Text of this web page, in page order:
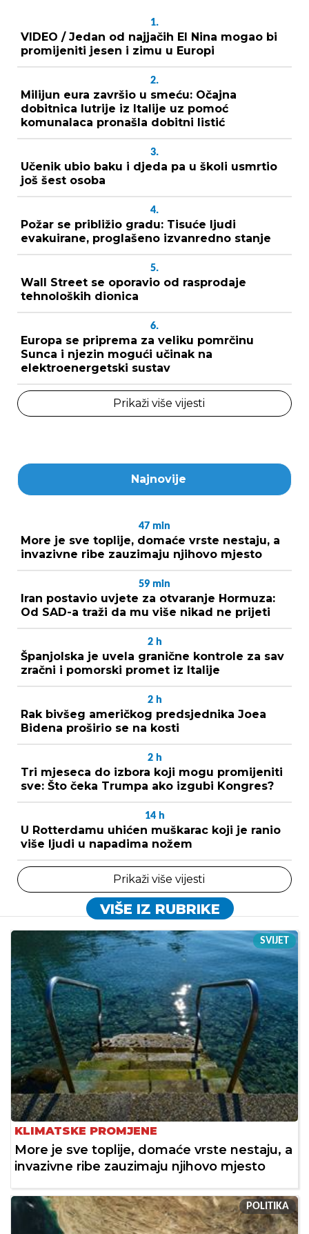
1.
VIDEO / Jedan od najjačih El Nina mogao bi
promijeniti jesen i zimu u Europi
2.
Milijun eura završio u smeću: Očajna
dobitnica lutrije iz Italije uz pomoć
komunalaca pronašla dobitni listić
3.
Učenik ubio baku i djeda pa u školi usmrtio
još šest osoba
4.
Požar se približio gradu: Tisuće ljudi
evakuirane, proglašeno izvanredno stanje
5.
Wall Street se oporavio od rasprodaje
tehnoloških dionica
6.
Europa se priprema za veliku pomrčinu
Sunca i njezin mogući učinak na
elektroenergetski sustav
Prikaži više vijesti
Najnovije
47 min
More je sve toplije, domaće vrste nestaju, a
invazivne ribe zauzimaju njihovo mjesto
59 min
Iran postavio uvjete za otvaranje Hormuza:
Od SAD-a traži da mu više nikad ne prijeti
2 h
Španjolska je uvela granične kontrole za sav
zračni i pomorski promet iz Italije
2 h
Rak bivšeg američkog predsjednika Joea
Bidena proširio se na kosti
2 h
Tri mjeseca do izbora koji mogu promijeniti
sve: Što čeka Trumpa ako izgubi Kongres?
14 h
U Rotterdamu uhićen muškarac koji je ranio
više ljudi u napadima nožem
Prikaži više vijesti
VIŠE IZ RUBRIKE
SVIJET
KLIMATSKE PROMJENE
More je sve toplije, domaće vrste nestaju, a
invazivne ribe zauzimaju njihovo mjesto
POLITIKA